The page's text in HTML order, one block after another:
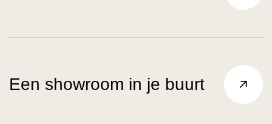
Een showroom in je buurt